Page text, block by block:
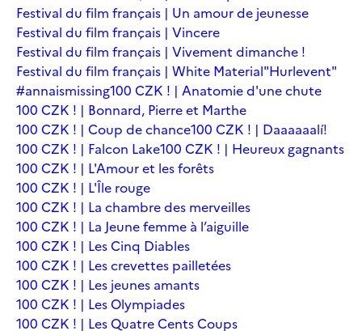
Festival du film français | Un amour de jeunesse
Festival du film français | Vincere
Festival du film français | Vivement dimanche !
Festival du film français | White Material"Hurlevent"
#annaismissing100 CZK ! | Anatomie d'une chute
100 CZK ! | Bonnard, Pierre et Marthe
100 CZK ! | Coup de chance100 CZK ! | Daaaaaalí!
100 CZK ! | Falcon Lake100 CZK ! | Heureux gagnants
100 CZK ! | L'Amour et les forêts
100 CZK ! | L'Île rouge
100 CZK ! | La chambre des merveilles
100 CZK ! | La Jeune femme à l’aiguille
100 CZK ! | Les Cinq Diables
100 CZK ! | Les crevettes pailletées
100 CZK ! | Les jeunes amants
100 CZK ! | Les Olympiades
100 CZK ! | Les Quatre Cents Coups